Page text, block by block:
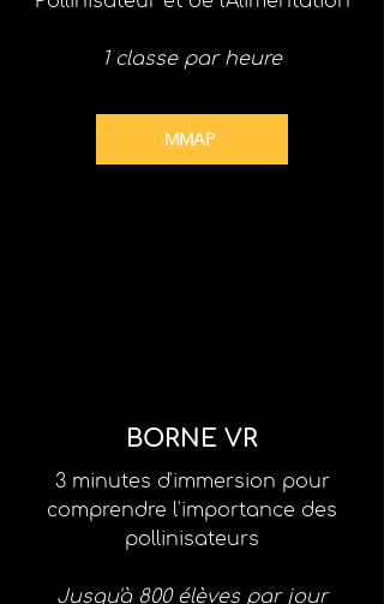
1 classe par heure
MMAP
BORNE VR
3 minutes d'immersion pour
comprendre l'importance des
pollinisateurs
Jusqu'à 800 élèves par jour